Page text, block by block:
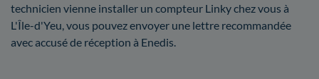
technicien vienne installer un compteur Linky chez vous à
L'Île-d'Yeu, vous pouvez envoyer une lettre recommandée
avec accusé de réception à Enedis.